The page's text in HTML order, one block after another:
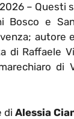
– Questi
Bosco e
autore
di Raffaele
di
di Alessia